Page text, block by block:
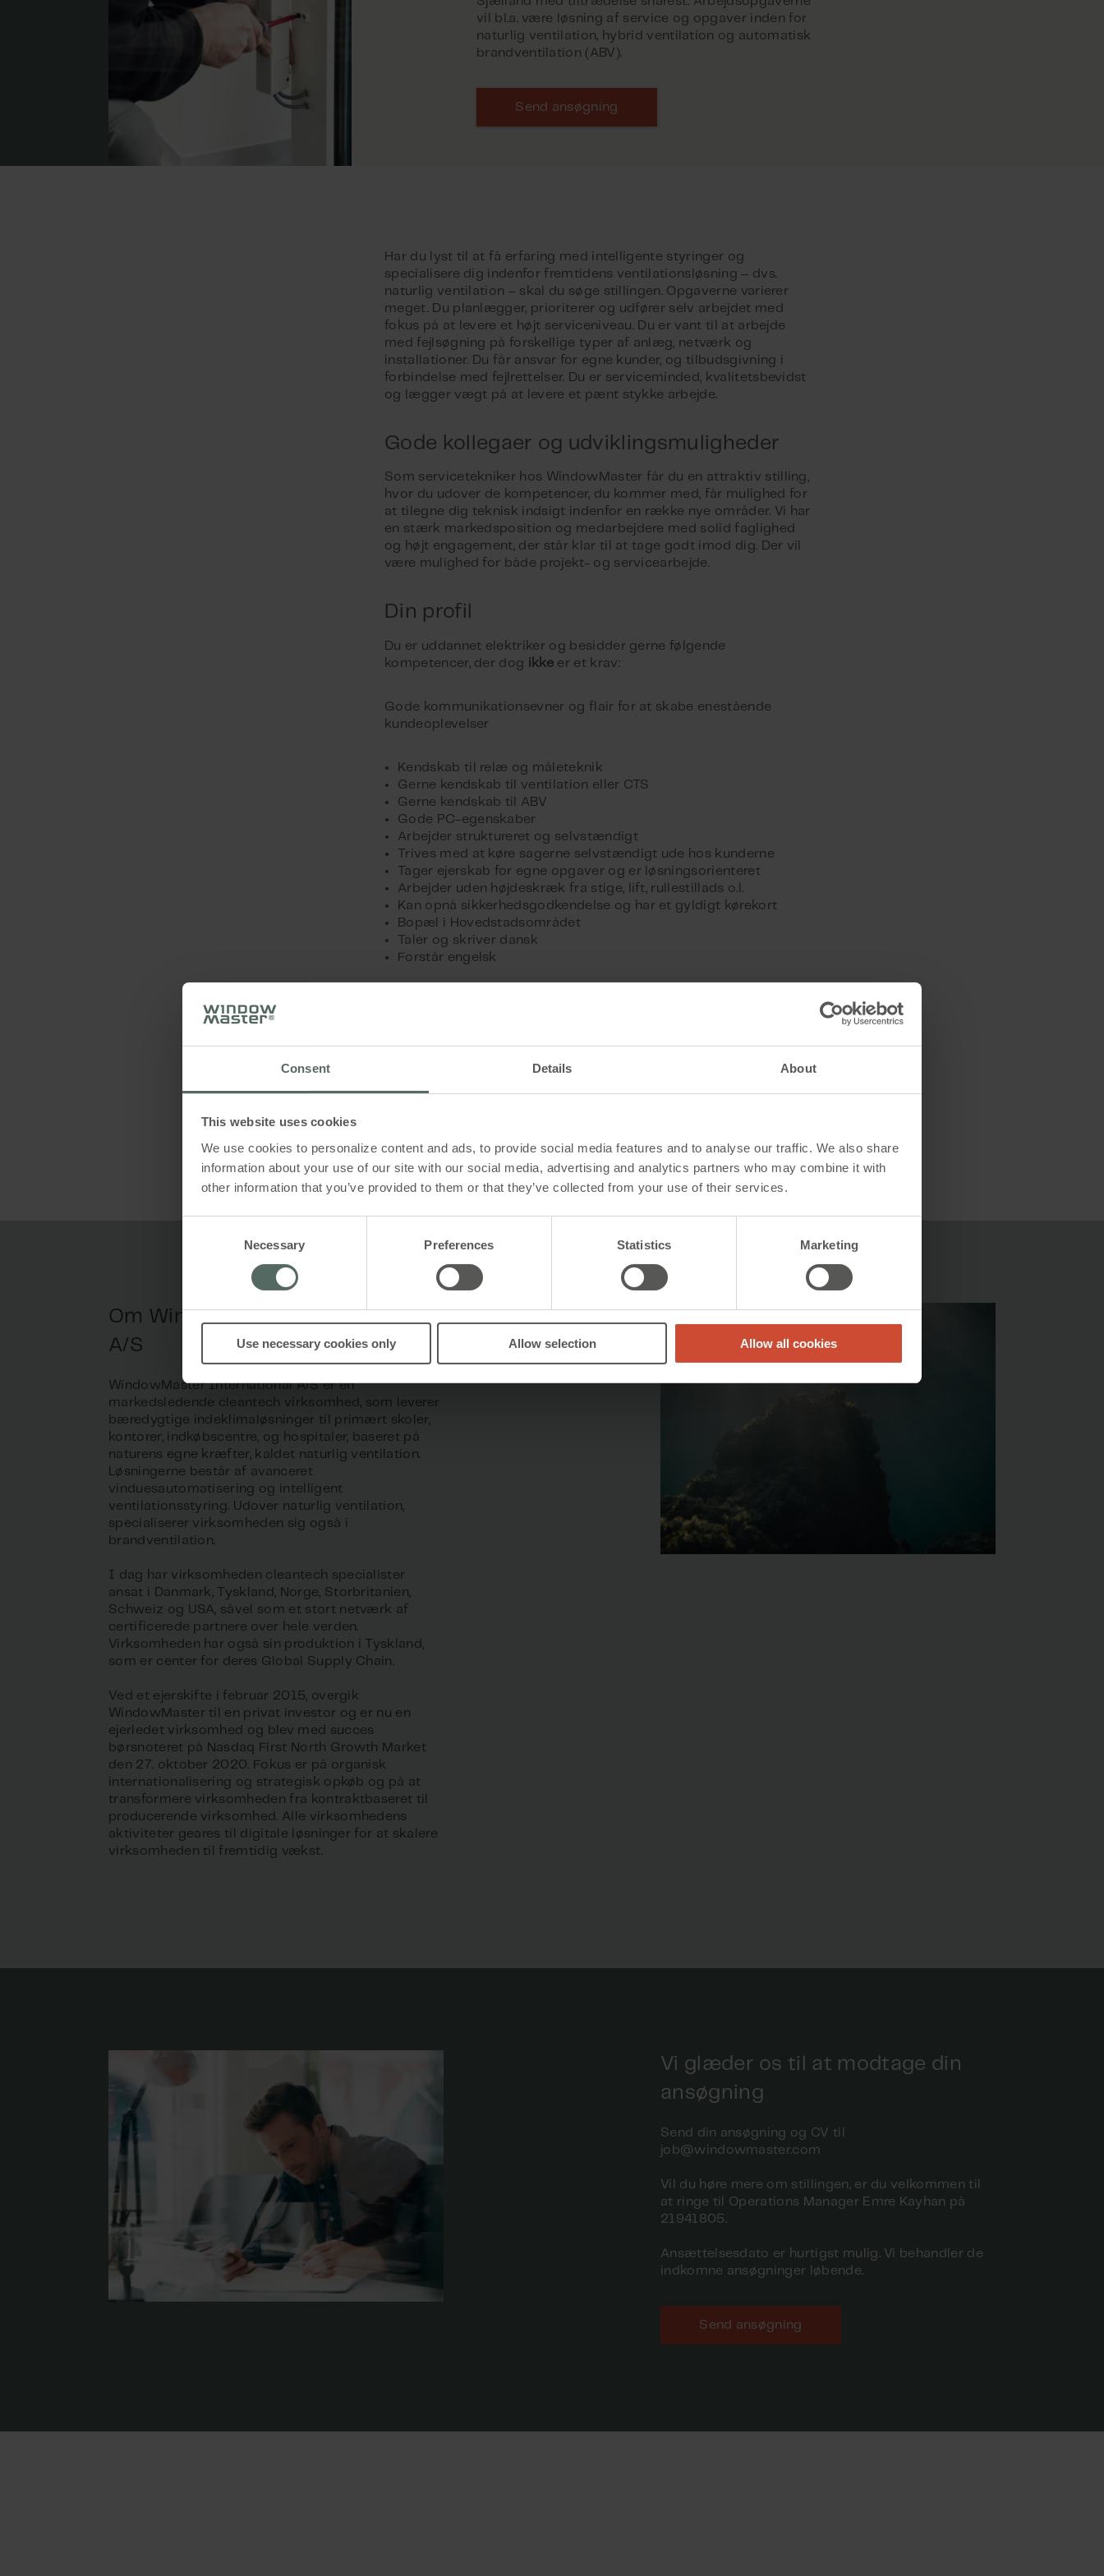
Consent Details About
This website uses cookies
We use cookies to personalize content and ads, to provide social media features and to analyse our traffic. We also share
information about your use of our site with our social media, advertising and analytics partners who may combine it with
other information that you’ve provided to them or that they’ve collected from your use of their services.
Necessary Preferences Statistics Marketing
Use necessary cookies only Allow selection Allow all cookies
vil bl.a. være løsning af service og opgaver inden for
naturlig ventilation, hybrid ventilation og automatisk
brandventilation (ABV).
Send ansøgning
Har du lyst til at få erfaring med intelligente styringer og
specialisere dig indenfor fremtidens ventilationsløsning – dvs.
naturlig ventilation – skal du søge stillingen. Opgaverne varierer
meget. Du planlægger, prioriterer og udfører selv arbejdet med
fokus på at levere et højt serviceniveau. Du er vant til at arbejde
med fejlsøgning på forskellige typer af anlæg, netværk og
installationer. Du får ansvar for egne kunder, og tilbudsgivning i
forbindelse med fejlrettelser. Du er serviceminded, kvalitetsbevidst
og lægger vægt på at levere et pænt stykke arbejde.
Gode kollegaer og udviklingsmuligheder
Som servicetekniker hos WindowMaster får du en attraktiv stilling,
hvor du udover de kompetencer, du kommer med, får mulighed for
at tilegne dig teknisk indsigt indenfor en række nye områder. Vi har
en stærk markedsposition og medarbejdere med solid faglighed
og højt engagement, der står klar til at tage godt imod dig. Der vil
være mulighed for både projekt- og servicearbejde.
Din profil
Du er uddannet elektriker og besidder gerne følgende
kompetencer, der dog ikke er et krav:
Gode kommunikationsevner og flair for at skabe enestående
kundeoplevelser
Kendskab til relæ og måleteknik
Gerne kendskab til ventilation eller CTS
Gerne kendskab til ABV
Gode PC-egenskaber
Arbejder struktureret og selvstændigt
Trives med at køre sagerne selvstændigt ude hos kunderne
Tager ejerskab for egne opgaver og er løsningsorienteret
Arbejder uden højdeskræk fra stige, lift, rullestillads o.l.
Kan opnå sikkerhedsgodkendelse og har et gyldigt kørekort
Bopæl i Hovedstadsområdet
Taler og skriver dansk
Forstår engelsk
dygtige kolleger
Kurser og uddannelse
Mulighed for personlig og faglig udvikling
Om WindowMaster International
A/S
WindowMaster International A/S er en
markedsledende cleantech virksomhed, som leverer
bæredygtige indeklimaløsninger til primært skoler,
kontorer, indkøbscentre, og hospitaler, baseret på
naturens egne kræfter, kaldet naturlig ventilation.
Løsningerne består af avanceret
vinduesautomatisering og intelligent
ventilationsstyring. Udover naturlig ventilation,
specialiserer virksomheden sig også i
brandventilation.
I dag har virksomheden cleantech specialister
ansat i Danmark, Tyskland, Norge, Storbritanien,
Schweiz og USA, såvel som et stort netværk af
certificerede partnere over hele verden.
Virksomheden har også sin produktion i Tyskland,
som er center for deres Global Supply Chain.
Ved et ejerskifte i februar 2015, overgik
WindowMaster til en privat investor og er nu en
ejerledet virksomhed og blev med succes
børsnoteret på Nasdaq First North Growth Market
den 27. oktober 2020. Fokus er på organisk
internationalisering og strategisk opkøb og på at
transformere virksomheden fra kontraktbaseret til
producerende virksomhed. Alle virksomhedens
aktiviteter geares til digitale løsninger for at skalere
virksomheden til fremtidig vækst.
Vi glæder os til at modtage din
ansøgning
Send din ansøgning og CV til
job@windowmaster.com
Vil du høre mere om stillingen, er du velkommen til
at ringe til Operations Manager Emre Kayhan på
21941805.
Ansættelsesdato er hurtigst mulig. Vi behandler de
indkomne ansøgninger løbende.
Send ansøgning